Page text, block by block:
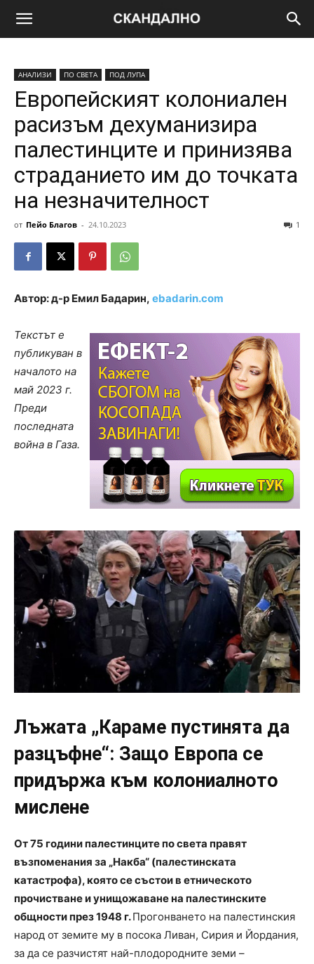
АНАЛИЗИ ПО СВЕТА ПОД ЛУПА
Европейският колониален
расизъм дехуманизира
палестинците и принизява
страданието им до точката
на незначителност
от Пейо Благов - 24.10.2023 1
Автор: д-р Емил Бадарин, ebadarin.com
Текстът е
публикуван в
началото на
май 2023 г.
Преди
последната
война в Газа.
Лъжата „Караме пустинята да
разцъфне“: Защо Европа се
придържа към колониалното
мислене
От 75 години палестинците по света правят
възпоменания за „Накба“ (палестинската
катастрофа), която се състои в етническото
прочистване и унищожаване на палестинските
общности през 1948 г.Прогонването на палестинския
народ от земите му в посока Ливан, Сирия и Йордания,
за да се разчистят най-плодородните земи –